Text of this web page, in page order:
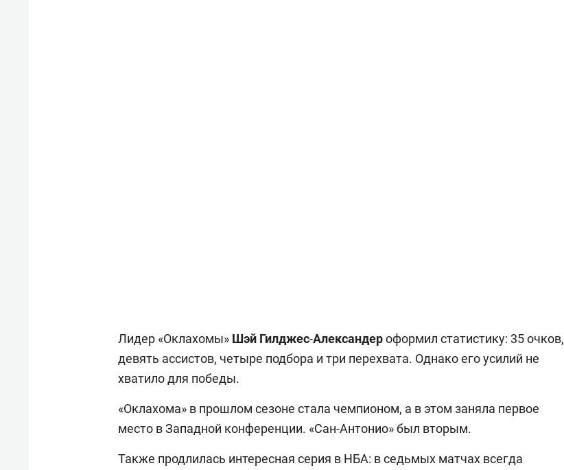
Лидер «Оклахомы» Шэй Гилджес-Александероформил статистику: 35 очков,
девять ассистов, четыре подбора и три перехвата. Однако его усилий не
хватило для победы.
«Оклахома» в прошлом сезоне стала чемпионом, а в этом заняла первое
место в Западной конференции. «Сан-Антонио» был вторым.
Также продлилась интересная серия в НБА: в седьмых матчах всегда